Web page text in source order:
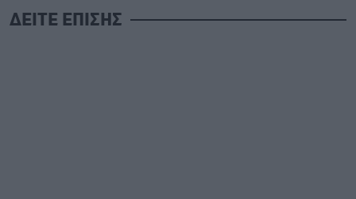
ΔΕΙΤΕ ΕΠΙΣΗΣ